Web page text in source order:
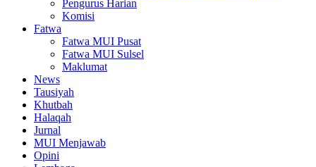
Pengurus Harian
Komisi
Fatwa
Fatwa MUI Pusat
Fatwa MUI Sulsel
Maklumat
News
Tausiyah
Khutbah
Halaqah
Jurnal
MUI Menjawab
Opini